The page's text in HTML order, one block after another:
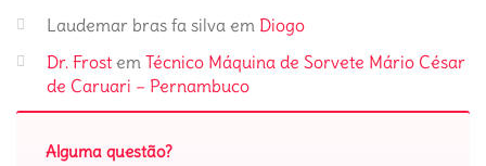
Laudemar bras fa silva em Diogo
Dr. Frost em Técnico Máquina de Sorvete Mário César
de Caruari – Pernambuco
Alguma questão?